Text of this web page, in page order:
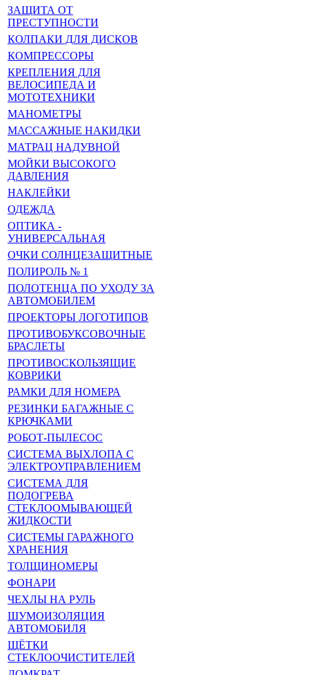
ЗАЩИТА ОТ
ПРЕСТУПНОСТИ
КОЛПАКИ ДЛЯ ДИСКОВ
КОМПРЕССОРЫ
КРЕПЛЕНИЯ ДЛЯ
ВЕЛОСИПЕДА И
МОТОТЕХНИКИ
МАНОМЕТРЫ
МАССАЖНЫЕ НАКИДКИ
МАТРАЦ НАДУВНОЙ
МОЙКИ ВЫСОКОГО
ДАВЛЕНИЯ
НАКЛЕЙКИ
ОДЕЖДА
ОПТИКА -
УНИВЕРСАЛЬНАЯ
ОЧКИ СОЛНЦЕЗАЩИТНЫЕ
ПОЛИРОЛЬ № 1
ПОЛОТЕНЦА ПО УХОДУ ЗА
АВТОМОБИЛЕМ
ПРОЕКТОРЫ ЛОГОТИПОВ
ПРОТИВОБУКСОВОЧНЫЕ
БРАСЛЕТЫ
ПРОТИВОСКОЛЬЗЯЩИЕ
КОВРИКИ
РАМКИ ДЛЯ НОМЕРА
РЕЗИНКИ БАГАЖНЫЕ С
КРЮЧКАМИ
РОБОТ-ПЫЛЕСОС
СИСТЕМА ВЫХЛОПА С
ЭЛЕКТРОУПРАВЛЕНИЕМ
СИСТЕМА ДЛЯ
ПОДОГРЕВА
СТЕКЛООМЫВАЮЩЕЙ
ЖИДКОСТИ
СИСТЕМЫ ГАРАЖНОГО
ХРАНЕНИЯ
ТОЛЩИНОМЕРЫ
ФОНАРИ
ЧЕХЛЫ НА РУЛЬ
ШУМОИЗОЛЯЦИЯ
АВТОМОБИЛЯ
ЩЁТКИ
СТЕКЛООЧИСТИТЕЛЕЙ